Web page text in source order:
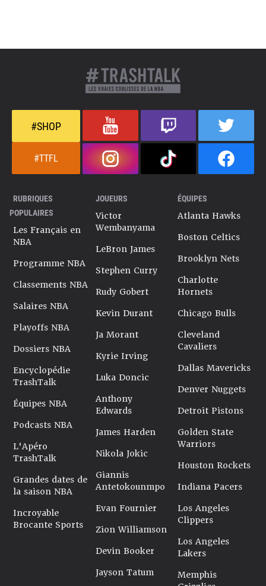
#SHOP
#TTFL
RUBRIQUES
POPULAIRES
Les Français en
NBA
Programme NBA
Classements NBA
Salaires NBA
Playoffs NBA
Dossiers NBA
Encyclopédie
TrashTalk
Équipes NBA
Podcasts NBA
L'Apéro
TrashTalk
Grandes dates de
la saison NBA
Incroyable
Brocante Sports
JOUEURS
Victor
Wembanyama
LeBron James
Stephen Curry
Rudy Gobert
Kevin Durant
Ja Morant
Kyrie Irving
Luka Doncic
Anthony
Edwards
James Harden
Nikola Jokic
Giannis
Antetokounmpo
Evan Fournier
Zion Williamson
Devin Booker
Jayson Tatum
ÉQUIPES
Atlanta Hawks
Boston Celtics
Brooklyn Nets
Charlotte
Hornets
Chicago Bulls
Cleveland
Cavaliers
Dallas Mavericks
Denver Nuggets
Detroit Pistons
Golden State
Warriors
Houston Rockets
Indiana Pacers
Los Angeles
Clippers
Los Angeles
Lakers
Memphis